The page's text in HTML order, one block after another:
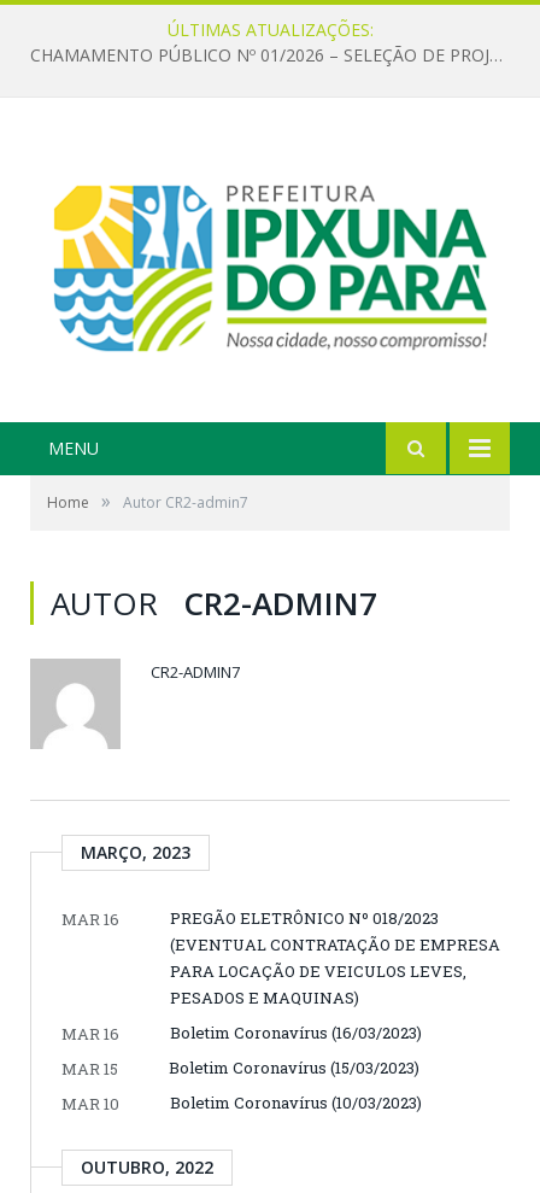
ÚLTIMAS ATUALIZAÇÕES:
CHAMAMENTO PÚBLICO Nº 01/2026 – SELEÇÃO DE PROJETOS PARA FIRMAR TERMO DE EXECUÇÃO CULTURAL COM RECURSOS DA POLÍTICA NACIONAL ALDIR BLANC DE FOMENTO À CULTURA – PNAB (LEI Nº 14.399/2022)
MENU
Home » Autor CR2-admin7
AUTOR CR2-ADMIN7
CR2-ADMIN7
MARÇO, 2023
MAR 16
PREGÃO ELETRÔNICO Nº 018/2023
(EVENTUAL CONTRATAÇÃO DE EMPRESA
PARA LOCAÇÃO DE VEICULOS LEVES,
PESADOS E MAQUINAS)
MAR 16
Boletim Coronavírus (16/03/2023)
MAR 15
Boletim Coronavírus (15/03/2023)
MAR 10
Boletim Coronavírus (10/03/2023)
OUTUBRO, 2022